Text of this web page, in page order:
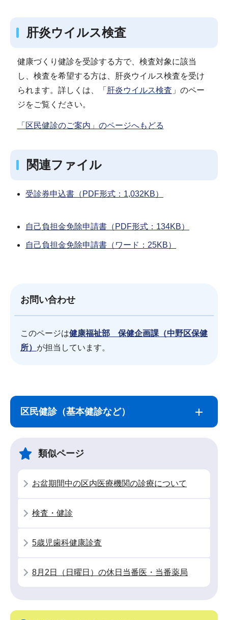
肝炎ウイルス検査
健康づくり健診を受診する方で、検査対象に該当
し、検査を希望する方は、肝炎ウイルス検査を受け
られます。詳しくは、「 肝炎ウイルス検査 」のペー
ジをご覧ください。
「区民健診のご案内」のページへもどる
関連ファイル
受診券申込書（PDF形式：1,032KB）
自己負担金免除申請書（PDF形式：134KB）
自己負担金免除申請書（ワード：25KB）
お問い合わせ
このページは健康福祉部 保健企画課（中野区保健
所） が担当しています。
こ
区民健診（基本健診など）
類似ページ
お盆期間中の区内医療機関の診療について
検査・健診
5歳児歯科健康診査
8月2日（日曜日）の休日当番医・当番薬局